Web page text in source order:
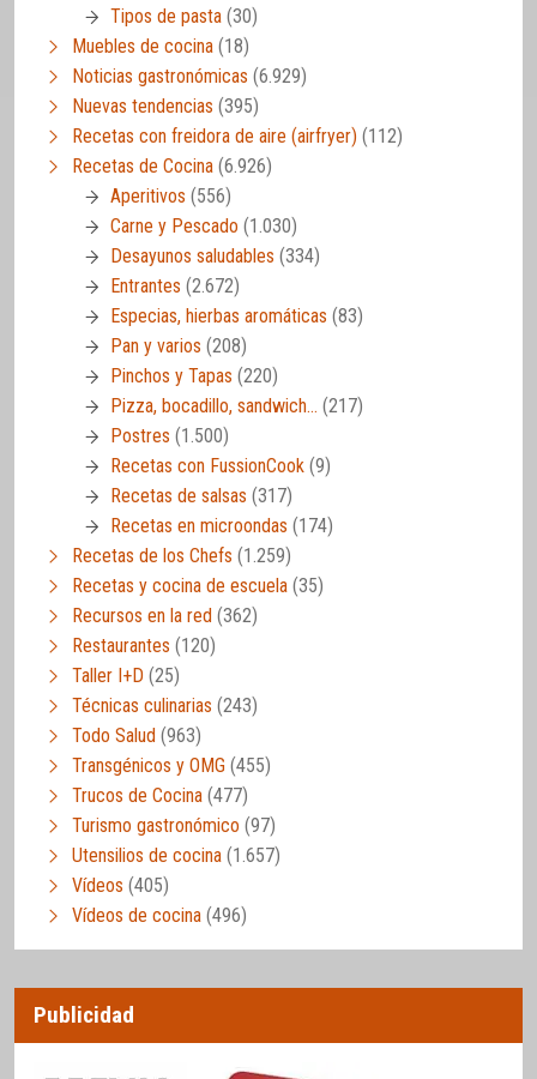
Tipos de pasta (30)
Muebles de cocina (18)
Noticias gastronómicas (6.929)
Nuevas tendencias (395)
Recetas con freidora de aire (airfryer) (112)
Recetas de Cocina (6.926)
Aperitivos (556)
Carne y Pescado (1.030)
Desayunos saludables (334)
Entrantes (2.672)
Especias, hierbas aromáticas (83)
Pan y varios (208)
Pinchos y Tapas (220)
Pizza, bocadillo, sandwich… (217)
Postres (1.500)
Recetas con FussionCook (9)
Recetas de salsas (317)
Recetas en microondas (174)
Recetas de los Chefs (1.259)
Recetas y cocina de escuela (35)
Recursos en la red (362)
Restaurantes (120)
Taller I+D (25)
Técnicas culinarias (243)
Todo Salud (963)
Transgénicos y OMG (455)
Trucos de Cocina (477)
Turismo gastronómico (97)
Utensilios de cocina (1.657)
Vídeos (405)
Vídeos de cocina (496)
Publicidad